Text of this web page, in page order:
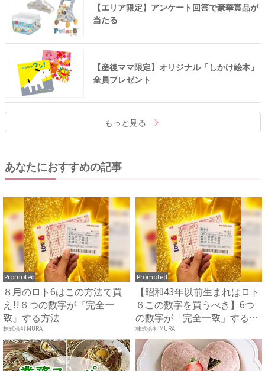
【エリア限定】アンケート回答で豪華賞品が
当たる
【産後ママ限定】オリジナル「しかけ絵本」
全員プレゼント
もっと見る
あなたにおすすめの記事
Promoted
８月のロト6はこの方法で買
え!!６つの数字が『完全一
致』する方法
株式会社MURA
Promoted
【昭和43年以前生まれはロト
６この数字を買うべき】6つ
の数字が「完全一致」する
方...
株式会社MURA